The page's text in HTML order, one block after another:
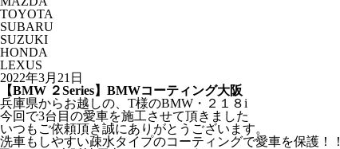
TOYOTA
SUBARU
SUZUKI
HONDA
LEXUS
2022年3月21日
【BMW ２Series】BMWコーティング大阪
兵庫県からお越しの、T様のBMW・２１８i
今回で3台目の愛車を施工させて頂きました
いつもご依頼頂き誠にありがとうございます。
洗車もしやすい疎水タイプのコーティングで愛車を保護！！